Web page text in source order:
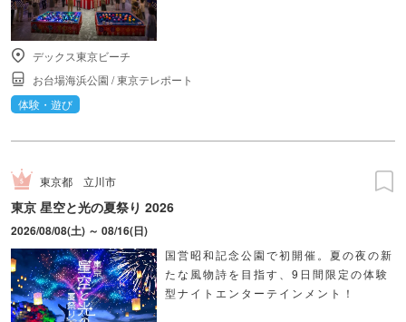
デックス東京ビーチ
お台場海浜公園 /東京テレポート
体験・遊び
東京都 立川市
東京 星空と光の夏祭り 2026
2026/08/08(土) ～ 08/16(日)
国営昭和記念公園で初開催。夏の夜の新
たな風物詩を目指す、9日間限定の体験
型ナイトエンターテインメント！